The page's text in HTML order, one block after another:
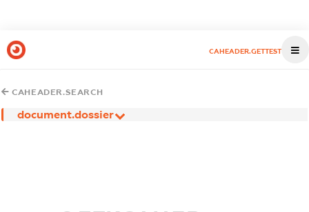
CAHEADER.GETTEST
CAHEADER.SEARCH
document.dossier